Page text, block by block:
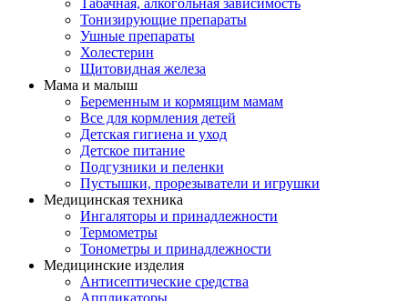
Табачная, алкогольная зависимость
Тонизирующие препараты
Ушные препараты
Холестерин
Щитовидная железа
Мама и малыш
Беременным и кормящим мамам
Все для кормления детей
Детская гигиена и уход
Детское питание
Подгузники и пеленки
Пустышки, прорезыватели и игрушки
Медицинская техника
Ингаляторы и принадлежности
Термометры
Тонометры и принадлежности
Медицинские изделия
Антисептические средства
Аппликаторы